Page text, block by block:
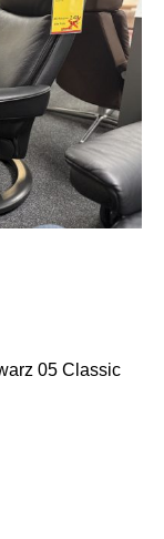
05 Classic